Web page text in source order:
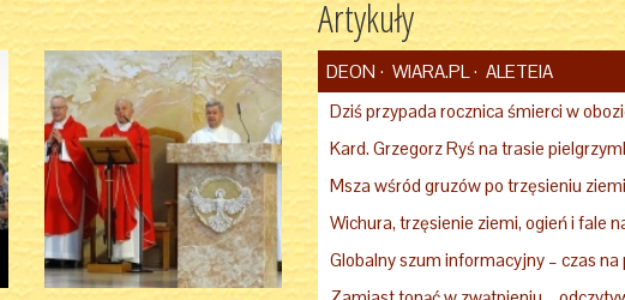
Artykuły
DEON WIARA.PL
ALETEIA
Msza wśród gruzów po trzęsieniu ziemi
Wichura, trzęsienie ziemi, ogień i fale